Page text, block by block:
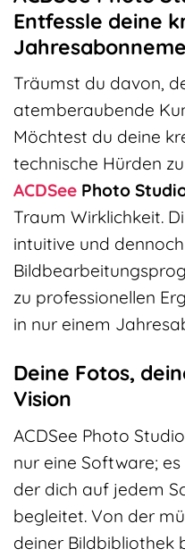
Entfessle deine
Träumst du davon,
atemberaubende
Möchtest du deine
technische Hürden
ACDSee Photo
Traum Wirklichkeit.
intuitive und
zu professionellen
in nur einem
Deine Fotos,
Vision
ACDSee Photo
nur eine Software;
der dich auf jedem
begleitet. Von der
deiner Bildbibliothek